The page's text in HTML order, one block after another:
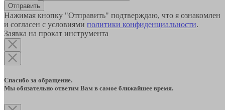
Отправить
Нажимая кнопку "Отправить" подтверждаю, что я ознакомлен
и согласен с условиями политики конфиденциальности.
Заявка на прокат инструмента
Спасибо за обращение.
Мы обязательно ответим Вам в самое ближайшее время.